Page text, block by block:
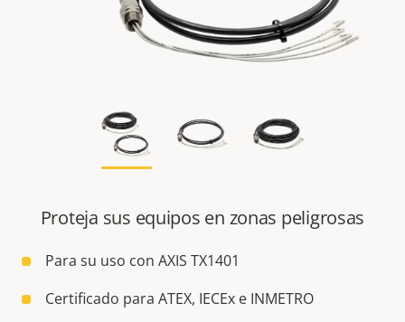
Proteja sus equipos en zonas peligrosas
Para su uso con AXIS TX1401
Certificado para ATEX, IECEx e INMETRO